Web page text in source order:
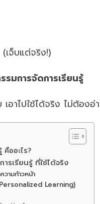
เจ็บแต่จริง!)
รมการจัดการเรียนรู้
เอาไปใช้ได้จริง ไม่ต้อ
คืออะไร?
รเรียนรู้ ที่ใช้ได้จริง
ามก้าวหน้า
Learning)